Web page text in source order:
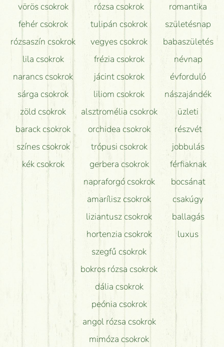
Hogy marad a lehető legtovább friss a csokor?
Tudok adventi koszorút vásárolni boltban?
vörös csokrok
fehér csokrok
rózsaszín csokrok
lila csokrok
narancs csokrok
sárga csokrok
zöld csokrok
barack csokrok
színes csokrok
kék csokrok
rózsa csokrok
tulipán csokrok
vegyes csokrok
frézia csokrok
jácint csokrok
liliom csokrok
alsztromélia csokrok
orchidea csokrok
trópusi csokrok
gerbera csokrok
napraforgó csokrok
amarílisz csokrok
liziantusz csokrok
hortenzia csokrok
szegfű csokrok
bokros rózsa csokrok
dália csokrok
peónia csokrok
angol rózsa csokrok
mimóza csokrok
romantika
születésnap
babaszületés
névnap
évforduló
nászajándék
üzleti
részvét
jobbulás
férfiaknak
bocsánat
csakúgy
ballagás
luxus